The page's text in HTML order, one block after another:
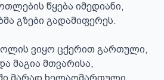
წყება იმედიანი,
გზები გადამიფერეს.
ვიყო ცქერით გართული,
მაგია მთვარისა,